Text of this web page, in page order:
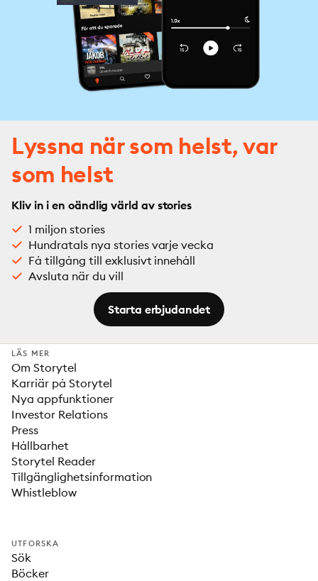
Lyssna när som helst, var
som helst
Kliv in i en oändlig värld av stories
1 miljon stories
Hundratals nya stories varje vecka
Få tillgång till exklusivt innehåll
Avsluta när du vill
Starta erbjudandet
LÄS MER
Om Storytel
Karriär på Storytel
Nya appfunktioner
Investor Relations
Press
Hållbarhet
Storytel Reader
Tillgänglighetsinformation
Whistleblow
UTFORSKA
Sök
Böcker